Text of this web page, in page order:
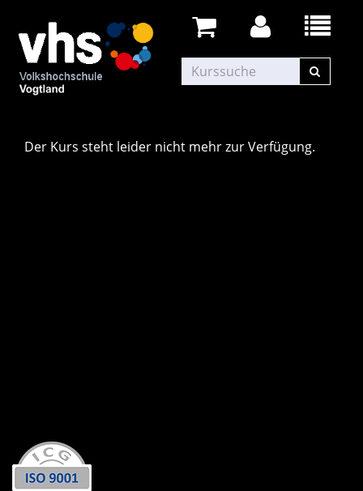
Der Kurs steht leider nicht mehr zur Verfügung.